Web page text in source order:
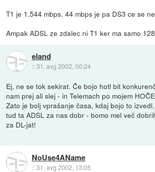
T1 je 1.544 mbps. 44 mbps je pa DS3 ce se
Ampak ADSL ze zdalec ni T1 ker ma samo
eland
::31. avg 2002, 00:24
Ej, ne se tok sekirat. Če bojo hotl bit
nam prej ali slej - in Telemach po mojem
Zato je bolj vprašanje časa, kdaj bojo to
tud ta ADSL za nas dobr - bomo mel več
za DL-jat!
NoUse4AName
::31. avg 2002, 13:05